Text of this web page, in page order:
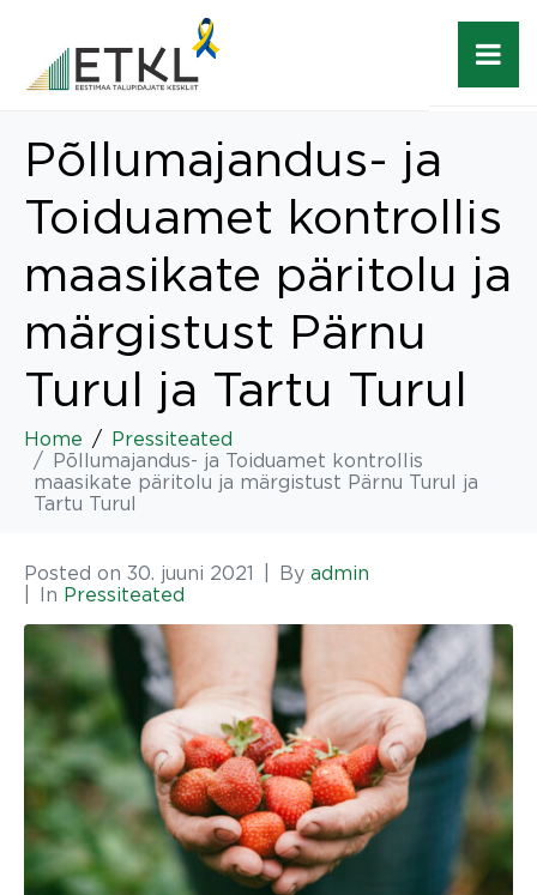
Põllumajandus- ja
Toiduamet kontrollis
maasikate päritolu ja
märgistust Pärnu
Turul ja Tartu Turul
Home
Pressiteated
Põllumajandus- ja Toiduamet kontrollis
maasikate päritolu ja märgistust Pärnu Turul ja
Tartu Turul
Posted on 30. juuni 2021 By admin
In Pressiteated